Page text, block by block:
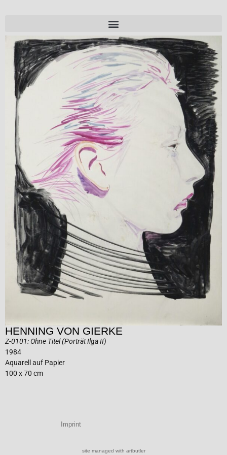
HENNING VON GIERKE
Z-0101: Ohne Titel (Porträt Ilga II)
1984
Aquarell auf Papier
100 x 70 cm
Imprint
site managed with artbutler